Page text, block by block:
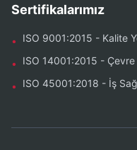
Sertifikalarımız
• ISO 9001:2015 - Kalite
• ISO 14001:2015 -
• ISO 45001:2018 - İş